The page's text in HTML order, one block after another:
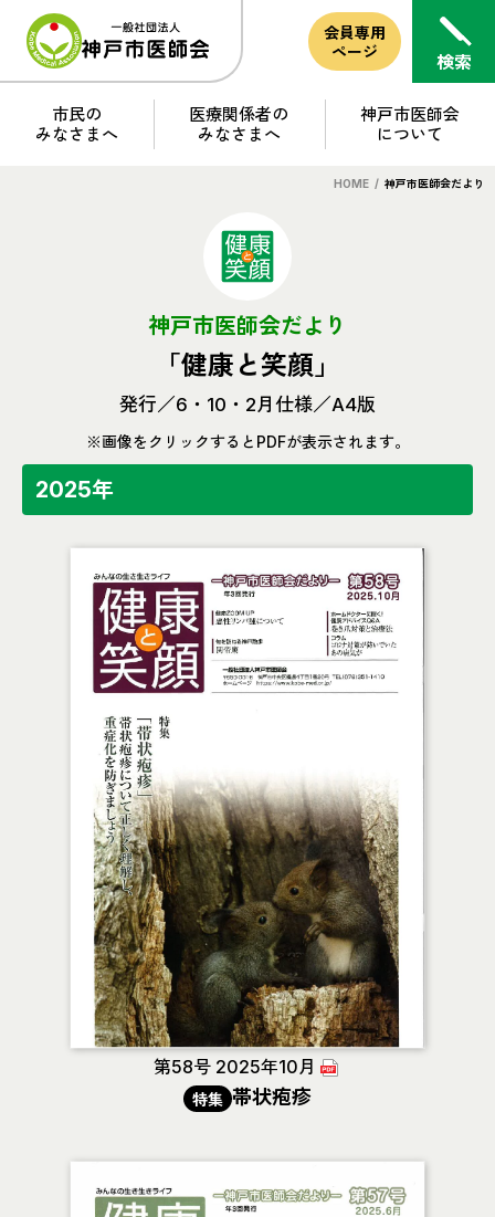
会員専用
ページ
市民の
みなさまへ
医療関係者の
みなさまへ
神戸市医師会
について
HOME / 神戸市医師会だより
神戸市医師会だより
「健康と笑顔」
発行／6・10・2月 仕様／A4版
※画像をクリックするとPDFが表示されます。
2025年
第58号 2025年10月
特集 帯状疱疹